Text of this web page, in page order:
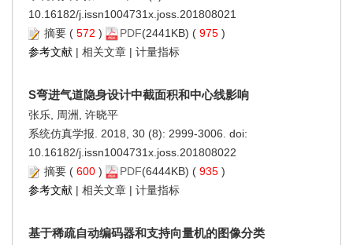
10.16182/j.issn1004731x.joss.201808021
摘要 ( 572 ) PDF(2441KB) ( 975 )
参考文献 | 相关文章 | 计量指标
S弯进气道隐身设计中截面积和中心线影响
张乐, 周洲, 许晓平
系统仿真学报. 2018, 30 (8): 2999-3006. doi:
10.16182/j.issn1004731x.joss.201808022
摘要 ( 600 ) PDF(6444KB) ( 935 )
参考文献 | 相关文章 | 计量指标
基于稀疏自动编码器和支持向量机的图像分类